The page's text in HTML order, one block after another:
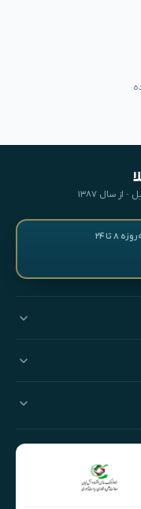
از سال ۱۳۸۷
تا ۲۴